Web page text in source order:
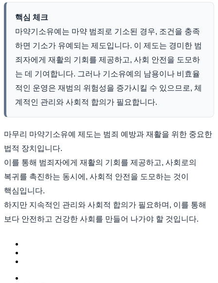
핵심 체크
마약기소유예는 마약 범죄로 기소된 경우, 조건을 충족
하면 기소가 유예되는 제도입니다. 이 제도는 경미한 범
죄자에게 재활의 기회를 제공하고, 사회 안전을 도모하
는 데 기여합니다. 그러나 기소유예의 남용이나 비효율
적인 운영은 재범의 위험성을 증가시킬 수 있으므로, 체
계적인 관리와 사회적 합의가 필요합니다.
마무리 마약기소유예 제도는 범죄 예방과 재활을 위한 중요한
법적 장치입니다.
이를 통해 범죄자에게 재활의 기회를 제공하고, 사회로의
복귀를 촉진하는 동시에, 사회적 안전을 도모하는 것이
핵심입니다.
하지만 지속적인 관리와 사회적 합의가 필요하며, 이를 통해
보다 안전하고 건강한 사회를 만들어 나가야 할 것입니다.